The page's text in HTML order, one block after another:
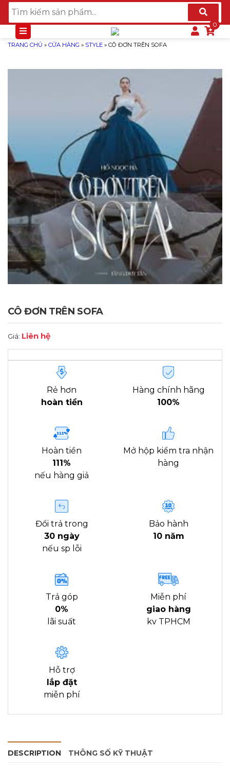
TRANG CHỦ » CỬA HÀNG » STYLE » CÔ ĐƠN TRÊN SOFA
CÔ ĐƠN TRÊN SOFA
Giá: Liên hệ
Rẻ hơn
hoàn tiền
Hàng chính hãng
100%
Hoàn tiền
111%
nếu hàng giả
Mở hộp kiểm tra nhận
hàng
Đổi trả trong
30 ngày
nếu sp lỗi
Bảo hành
10 năm
Trả góp
0%
lãi suất
Miễn phí
giao hàng
kv TPHCM
Hỗ trợ
lắp đặt
miễn phí
DESCRIPTION THÔNG SỐ KỸ THUẬT